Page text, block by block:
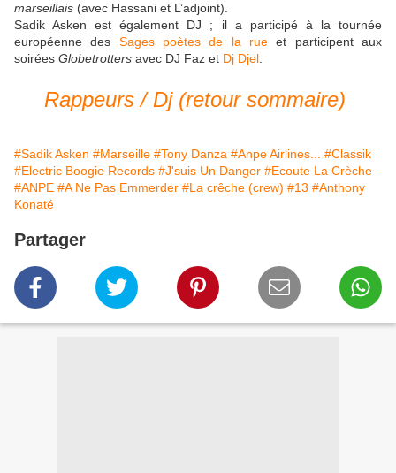
marseillais (avec Hassani et L’adjoint).
Sadik Asken est également DJ ; il a participé à la tournée
européenne des Sages poètes de la rue et participent aux
soirées Globetrotters avec DJ Faz et Dj Djel
Rappeurs / Dj (retour sommaire)
#Sadik Asken #Marseille #Tony Danza #Anpe Airlines...
#Classik
#Electric Boogie Records #J'suis Un Danger #Ecoute La Crèche
#ANPE #A Ne Pas Emmerder #La crêche (crew) #13 #Anthony
Konaté
Partager